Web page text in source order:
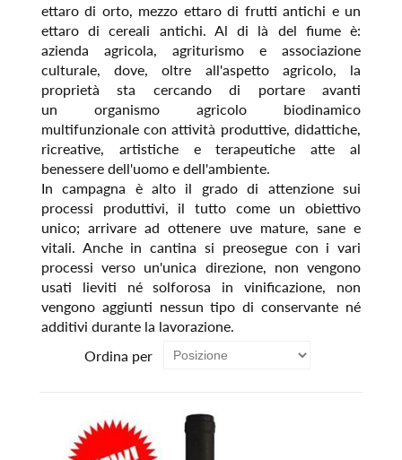
ettaro di orto, mezzo ettaro di frutti antichi e un
ettaro di cereali antichi. Al di là del fiume è:
azienda agricola, agriturismo e associazione
culturale, dove, oltre all'aspetto agricolo, la
proprietà sta cercando di portare avanti
un organismo agricolo biodinamico
multifunzionale con attività produttive, didattiche,
ricreative, artistiche e terapeutiche atte al
benessere dell'uomo e dell'ambiente.
In campagna è alto il grado di attenzione sui
processi produttivi, il tutto come un obiettivo
unico; arrivare ad ottenere uve mature, sane e
vitali. Anche in cantina si preosegue con i vari
processi verso un'unica direzione, non vengono
usati lieviti né solforosa in vinificazione, non
vengono aggiunti nessun tipo di conservante né
additivi durante la lavorazione.
Ordina per